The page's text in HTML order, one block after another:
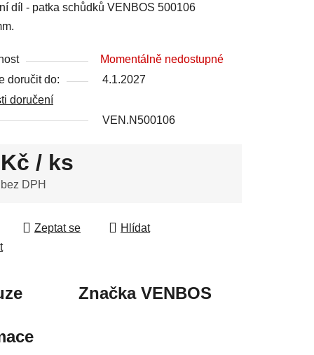
díl - patka schůdků VENBOS 500106
Momentálně nedostupné
doručit do:
4.1.2027
doručení
VEN.N500106
/ ks
DPH
Zeptat se
Hlídat
ZnačkaVENBOS